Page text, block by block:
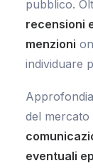
pubblico.
recensioni
menzioni
individuare
del
eventuali